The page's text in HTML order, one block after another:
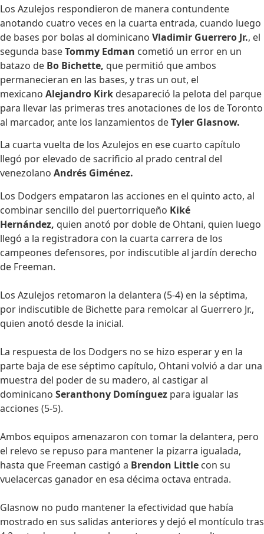
Los Azulejos respondieron de manera contundente
anotando cuatro veces en la cuarta entrada, cuando luego
de bases por bolas al dominicano Vladimir Guerrero Jr., el
segunda baseTommy Edman cometió un error en un
batazo de Bo Bichette, que permitió que ambos
permanecieran en las bases, y tras un out, el
mexicano Alejandro Kirk desapareció la pelota del parque
para llevar las primeras tres anotaciones de los de Toronto
al marcador, ante los lanzamientos deTyler Glasnow.
La cuarta vuelta de los Azulejos en ese cuarto capítulo
llegó por elevado de sacrificio al prado central del
venezolano Andrés Giménez.
Los Dodgers empataron las acciones en el quinto acto, al
combinar sencillo del puertorriqueño Kiké
Hernández, quien anotó por doble de Ohtani, quien luego
llegó a la registradora con la cuarta carrera de los
campeones defensores, por indiscutible al jardín derecho
de Freeman.
Los Azulejos retomaron la delantera (5-4) en la séptima,
por indiscutible de Bichette para remolcar al Guerrero Jr.,
quien anotó desde la inicial.
La respuesta de los Dodgers no se hizo esperar y en la
parte baja de ese séptimo capítulo, Ohtani volvió a dar una
muestra del poder de su madero, al castigar al
dominicano Seranthony Domínguez para igualar las
acciones (5-5).
Ambos equipos amenazaron con tomar la delantera, pero
el relevo se repuso para mantener la pizarra igualada,
hasta que Freeman castigó a Brendon Little con su
vuelacercas ganador en esa décima octava entrada.
Glasnow no pudo mantener la efectividad que había
mostrado en sus salidas anteriores y dejó el montículo tras